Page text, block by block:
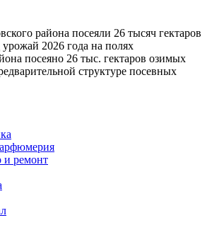
района посеяли 26 тысяч гектаров
2026 года на полях
посеяно 26 тыс. гектаров озимых
структуре посевных
и ремонт